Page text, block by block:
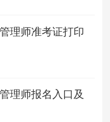
理师准考证打印
理师报名入口及